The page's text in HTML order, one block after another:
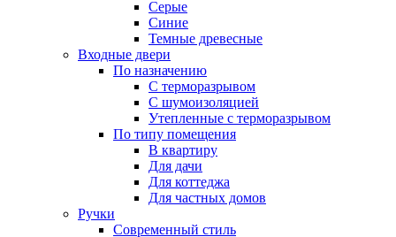
Серые
Синие
Темные древесные
Входные двери
По назначению
С терморазрывом
С шумоизоляцией
Утепленные с терморазрывом
По типу помещения
В квартиру
Для дачи
Для коттеджа
Для частных домов
Ручки
Современный стиль